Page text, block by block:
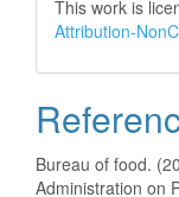
This work is
Attribution-
Bureau of food.
Administration on